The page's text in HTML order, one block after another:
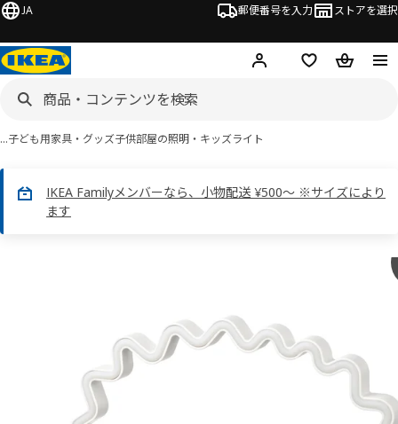
JA 郵便番号を入力 ストアを選択
ログイン・新規入会
欲しいものリスト
カート
…子ども用家具・グッズ子供部屋の照明・キッズライト
IKEA Familyメンバーなら、小物配送 ¥500～ ※サイズにより
ます